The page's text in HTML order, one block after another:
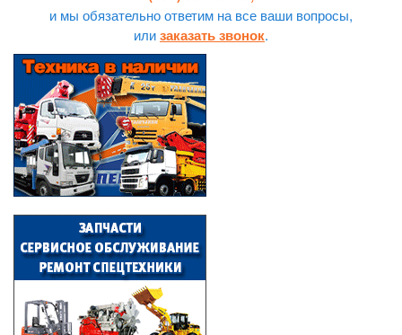
и мы обязательно ответим на все ваши вопросы,
илизаказать звонок.